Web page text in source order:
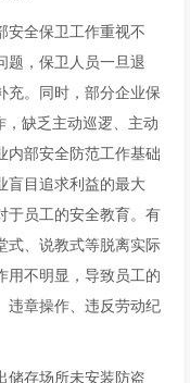
安全保卫工作重视不
题，保卫人员一旦退
充。同时，部分企业保
，缺乏主动巡逻、主动
内部安全防范工作基础
盲目追求利益的最大
于员工的安全教育。有
式、说教式等脱离实际
用不明显，导致员工的
违章操作、违反劳动纪
储存场所未安装防盗